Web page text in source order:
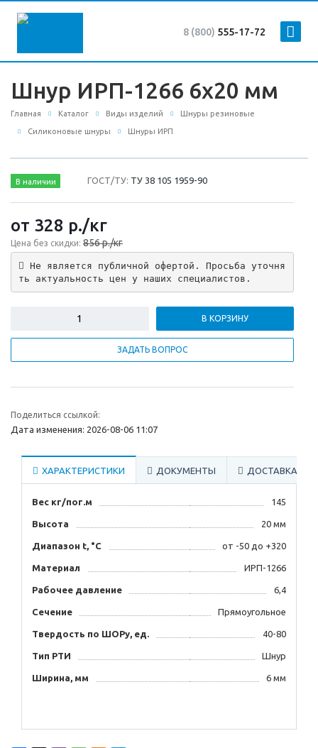
8 (800) 555-17-72
Шнур ИРП-1266 6х20 мм
Главная Каталог Виды изделий Шнуры резиновые
Силиконовые шнуры Шнуры ИРП
В наличии ГОСТ/ТУ: ТУ 38 105 1959-90
от 328 р./кг
Цена без скидки: 856 р./кг
Не является публичной офертой. Просьба уточня
ть актуальность цен у наших специалистов.
В КОРЗИНУ
ЗАДАТЬ ВОПРОС
Поделиться ссылкой:
Дата изменения: 2026-08-06 11:07
ХАРАКТЕРИСТИКИ ДОКУМЕНТЫ ДОСТАВКА
Вес кг/пог.м 145
Высота 20 мм
Диапазон t, °С от -50 до +320
Материал ИРП-1266
Рабочее давление 6,4
Сечение Прямоугольное
Твердость по ШОРу, ед. 40-80
Тип РТИ Шнур
Ширина, мм 6 мм